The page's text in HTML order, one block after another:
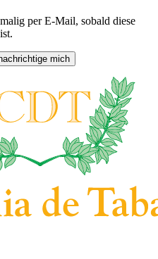
per E-Mail, sobald diese